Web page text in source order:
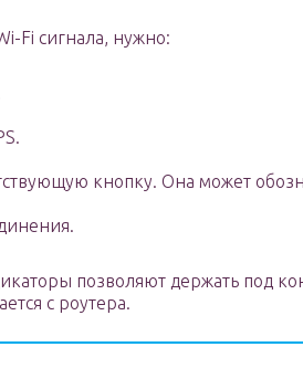
Fi сигнала, нужно:
кнопку. Она может
позволяют держать под
с роутера.